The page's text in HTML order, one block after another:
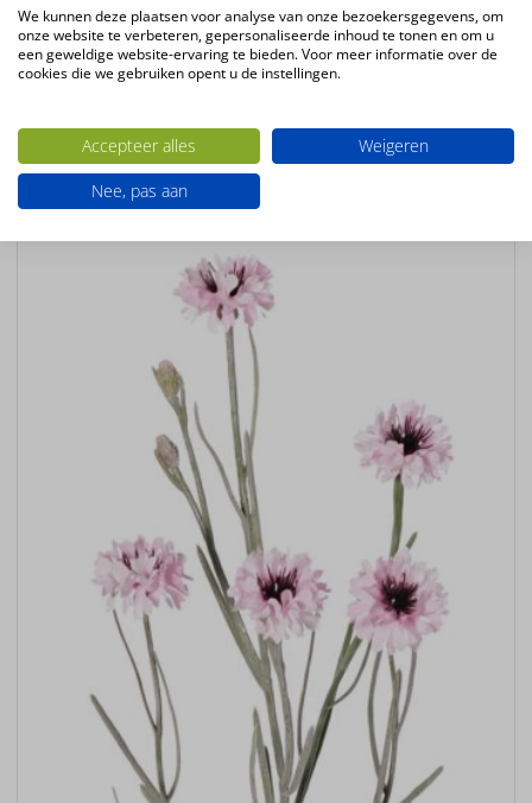
Kleur
wit-groen
Bloemsoort
Ook interessant
We kunnen deze plaatsen voor analyse van onze bezoekersgegevens, om
onze website te verbeteren, gepersonaliseerde inhoud te tonen en om u
een geweldige website-ervaring te bieden. Voor meer informatie over de
cookies die we gebruiken opent u de instellingen.
Accepteer alles
Weigeren
Nee, pas aan